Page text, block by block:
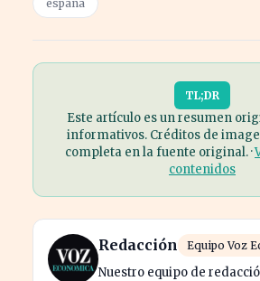
españa
TL;DR
Este artículo es un resumen
informativos. Créditos de
completa en la fuente original. ·
contenidos
Redacción Equipo Voz
Nuestro equipo de